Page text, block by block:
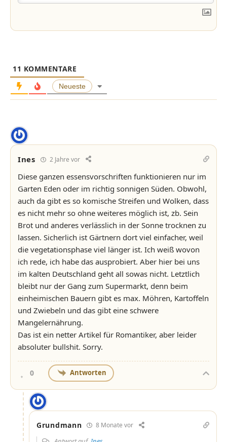
11 KOMMENTARE
Neueste
Ines 2 Jahre vor
Diese ganzen essensvorschriften funktionieren nur im
Garten Eden oder im richtig sonnigen Süden. Obwohl,
auch da gibt es so komische Streifen und Wolken, dass
es nicht mehr so ohne weiteres möglich ist, zb. Sein
Brot und anderes verlässlich in der Sonne trocknen zu
lassen. Sicherlich ist Gärtnern dort viel einfacher, weil
die vegetationsphase viel länger ist. Ich weiß wovon
ich rede, ich habe das ausprobiert. Aber hier bei uns
im kalten Deutschland geht all sowas nicht. Letztlich
bleibt nur der Gang zum Supermarkt, denn beim
einheimischen Bauern gibt es max. Möhren, Kartoffeln
und Zwiebeln und das gibt eine schwere
Mangelernährung.
Das ist ein netter Artikel für Romantiker, aber leider
absoluter bullshit. Sorry.
0 Antworten
Grundmann 8 Monate vor